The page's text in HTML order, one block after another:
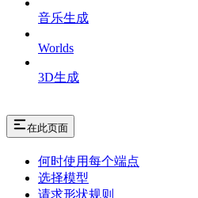
音乐生成
Worlds
3D生成
在此页面
何时使用每个端点
选择模型
请求形状规则